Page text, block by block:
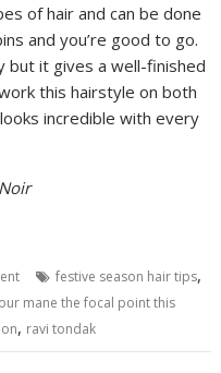
of hair and can be done
and you’re good to go.
but it gives a well-finished
this hairstyle on both
incredible with every
festive season hair tips,
mane the focal point this
, ravi tondak